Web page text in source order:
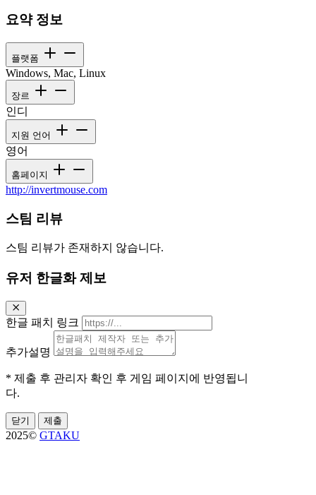
요약 정보
플랫폼
Windows, Mac, Linux
장르
인디
지원 언어
영어
홈페이지
http://invertmouse.com
스팀 리뷰
스팀 리뷰가 존재하지 않습니다.
유저 한글화 제보
한글 패치 링크
추가설명
* 제출 후 관리자 확인 후 게임 페이지에 반영됩니
다.
닫기 제출
2025© GTAKU